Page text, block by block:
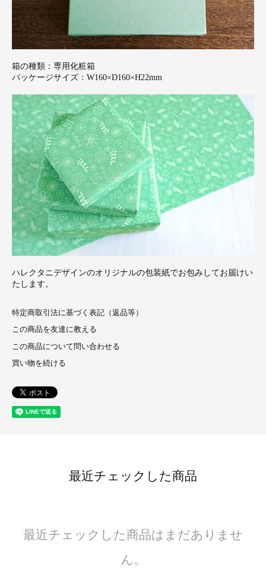
箱の種類：専用化粧箱
パッケージサイズ：W160×D160×H22mm
ハレクタニデザインのオリジナルの包装紙でお包みしてお届けい
たします。
特定商取引法に基づく表記（返品等）
この商品を友達に教える
この商品について問い合わせる
買い物を続ける
最近チェックした商品
最近チェックした商品はまだありませ
ん。